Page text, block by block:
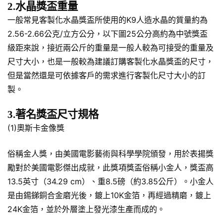
2.水晶獎盃重量
一般常見客製化水晶獎盃所使用的K9人造水晶的質量約為
2.56-2.66公克/立方公分，以下圖25公分高約為中號獎盃
級距來說，接近兩公斤的重量是一般人較為可接受的重量及
尺寸大小，也是一般較為建議訂購客製化水晶獎盃的尺寸，
但是當然還是可依據客戶的需求進行客製化尺寸大小的訂
製。
3.著名獎盃尺寸規格
(1)奧斯卡金像獎
俗稱金人獎，由美國電影藝術與科學學院頒發，用於表揚獎
勵對於美國電影傑出成就，此獎項獎盃俗稱小金人，獎盃高
13.5英寸（34.29 cm）、重8.5磅（約3.85公斤）。小金人
是由錫銻銅合金磨光後，鍍上10K金箔，再經過精磨，鍍上
24K金箔，並於外層塗上發光漆生產而成的。